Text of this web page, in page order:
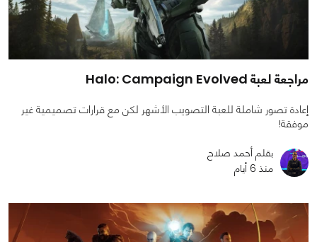
مراجعة لعبة Halo: Campaign Evolved
إعادة تصور شاملة للعبة التصويب الأشهر لكن مع قرارات تصميمية غير
موفقة!
بقلم أحمد صلاح
منذ 6 أيام